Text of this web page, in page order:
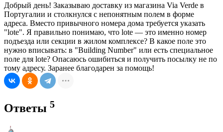
Добрый день! Заказываю доставку из магазина Via Verde в
Португалии и столкнулся с непонятным полем в форме
адреса. Вместо привычного номера дома требуется указать
"lote". Я правильно понимаю, что lote — это именно номер
подъезда или секции в жилом комплексе? В какое поле это
нужно вписывать: в "Building Number" или есть специальное
поле для lote? Опасаюсь ошибиться и получить посылку не по
тому адресу. Заранее благодарен за помощь!
Ответы 5